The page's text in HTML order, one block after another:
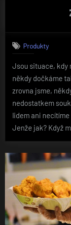
Produkty
Jsou situace, kdy
někdy dočkáme
zrovna jsme,
nedostatkem
lidem ani
Jenže jak? Když